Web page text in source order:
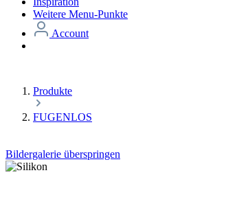
Weitere Menu-Punkte
Account
Produkte
FUGENLOS
Bildergalerie überspringen